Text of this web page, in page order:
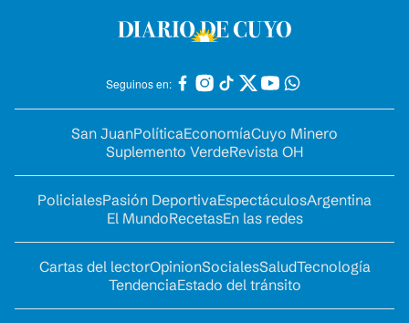
Seguinos en:
San JuanPolíticaEconomíaCuyo Minero
Suplemento VerdeRevista OH
PolicialesPasión DeportivaEspectáculosArgentina
El MundoRecetasEn las redes
Cartas del lectorOpinionSocialesSaludTecnología
TendenciaEstado del tránsito